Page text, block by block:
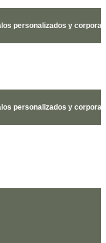
personalizados y
personalizados y